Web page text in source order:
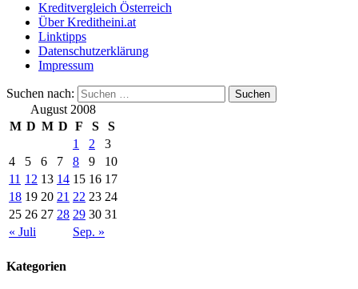
Kreditvergleich Österreich
Über Kreditheini.at
Linktipps
Datenschutzerklärung
Impressum
Suchen nach:
August 2008
M D M D F S S
« Juli Sep. »
1 2
3
4
5 6 7 8 9
10
11 12 13 14 15 16 17
18 19 20 21 22 23 24
25 26 27 28 29 30 31
Kategorien